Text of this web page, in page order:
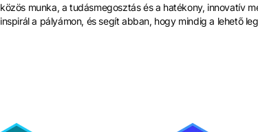
közös munka, a tudásmegosztás és a hatékony, innovatív
inspirál a pályámon, és segít abban, hogy mindig a lehető